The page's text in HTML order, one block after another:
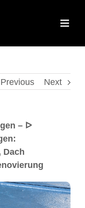
Previous Next
– ᐅ
Dach